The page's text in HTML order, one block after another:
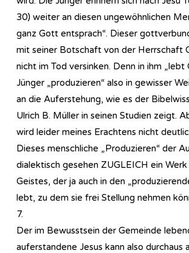
30) weiter an diesen ungewöhnlichen
ganz Gott entsprach“. Dieser
mit seiner Botschaft von der Herrschaft
nicht im Tod versinken. Denn in ihm „lebt
Jünger „produzieren“ also in gewisser
an die Auferstehung, wie es der
Ulrich B. Müller in seinen Studien zeigt.
wird leider meines Erachtens nicht
Dieses menschliche „Produzieren“ der
dialektisch gesehen ZUGLEICH ein
Geistes, der ja auch in den
lebt, zu dem sie frei Stellung nehmen
7.
Der im Bewusstsein der Gemeinde
auferstandene Jesus kann also durchaus